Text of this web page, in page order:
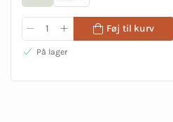
Føj til kurv
På lager